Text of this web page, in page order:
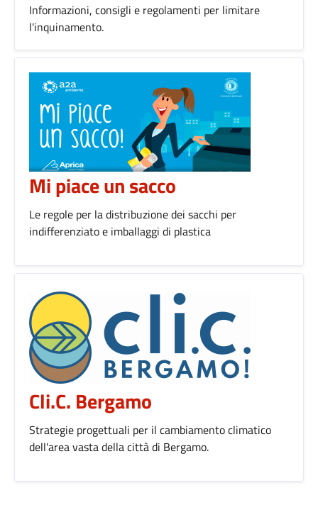
Informazioni, consigli e regolamenti per limitare
l'inquinamento.
Mi piace un sacco
Le regole per la distribuzione dei sacchi per
indifferenziato e imballaggi di plastica
Cli.C. Bergamo
Strategie progettuali per il cambiamento climatico
dell'area vasta della città di Bergamo.